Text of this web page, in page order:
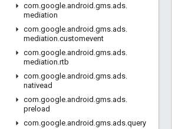
com.google.android .gms.ads.
mediation
com.google.android .gms.ads.
mediation.customevent
com.google.android .gms.ads.
mediation.rtb
com.google.android .gms.ads.
nativead
com.google.android .gms.ads.
preload
com.google.android .gms.ads.query